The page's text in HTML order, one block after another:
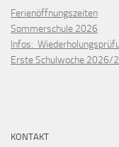
Ferienöffnungszeiten
Sommerschule 2026
Infos:
Erste Schulwoche 2026/
KONTAKT